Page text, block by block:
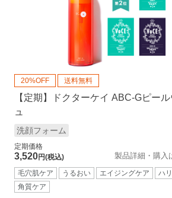
20%OFF 送料無料
【定期】ドクターケイ ABC-Gピー
ュ
洗顔フォーム
定期価格
3,520円(税込) 製品詳細・購入
毛穴肌ケア うるおい エイジングケア
ハ
角質ケア